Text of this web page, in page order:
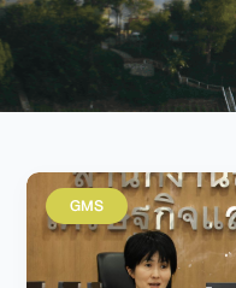
GMS